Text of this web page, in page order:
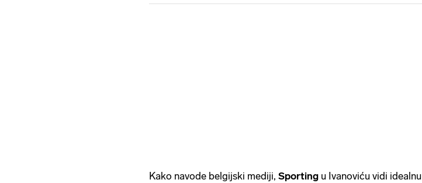
Kako navode belgijski mediji, Sporting u Ivanoviću vidi idealnu